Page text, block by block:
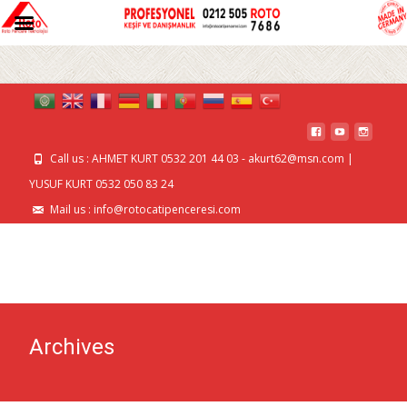
Call us : AHMET KURT 0532 201 44 03 - akurt62@msn.com |
YUSUF KURT 0532 050 83 24
Mail us : info@rotocatipenceresi.com
Archives